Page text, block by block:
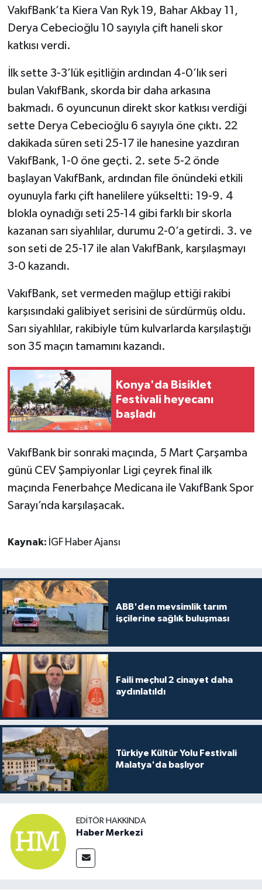
VakıfBank’ta Kiera Van Ryk 19, Bahar Akbay 11,
Derya Cebecioğlu 10 sayıyla çift haneli skor
katkısı verdi.
İlk sette 3-3’lük eşitliğin ardından 4-0’lık seri
bulan VakıfBank, skorda bir daha arkasına
bakmadı. 6 oyuncunun direkt skor katkısı verdiği
sette Derya Cebecioğlu 6 sayıyla öne çıktı. 22
dakikada süren seti 25-17 ile hanesine yazdıran
VakıfBank, 1-0 öne geçti. 2. sete 5-2 önde
başlayan VakıfBank, ardından file önündeki etkili
oyunuyla farkı çift hanelilere yükseltti: 19-9. 4
blokla oynadığı seti 25-14 gibi farklı bir skorla
kazanan sarı siyahlılar, durumu 2-0’a getirdi. 3. ve
son seti de 25-17 ile alan VakıfBank, karşılaşmayı
3-0 kazandı.
VakıfBank, set vermeden mağlup ettiği rakibi
karşısındaki galibiyet serisini de sürdürmüş oldu.
Sarı siyahlılar, rakibiyle tüm kulvarlarda karşılaştığı
son 35 maçın tamamını kazandı.
Konya'da Bisiklet
Festivali heyecanı
başladı
VakıfBank bir sonraki maçında, 5 Mart Çarşamba
günü CEV Şampiyonlar Ligi çeyrek final ilk
maçında Fenerbahçe Medicana ile VakıfBank Spor
Sarayı’nda karşılaşacak.
Kaynak: İGF Haber Ajansı
ABB'den mevsimlik tarım
işçilerine sağlık buluşması
Faili meçhul 2 cinayet daha
aydınlatıldı
Türkiye Kültür Yolu Festivali
Malatya'da başlıyor
EDITÖR HAKKINDA
Haber Merkezi